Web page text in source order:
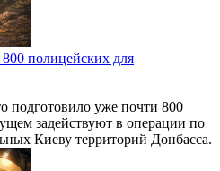
полицейских для
уже почти 800
задействуют в операции по
Киеву территорий Донбасса.